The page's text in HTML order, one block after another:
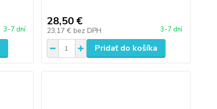
3-7 dní
28,50 €
23,17 € bez DPH 3-7 dní
Pridať do košíka